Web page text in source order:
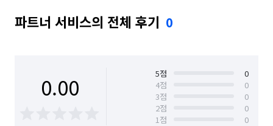
파트너 서비스의 전체 후기 0
0.00 5점
0
4점
0
3점
0
2점
0
1점
0